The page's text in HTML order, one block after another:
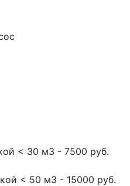
< 30 м3 - 7500 руб.
< 50 м3 - 15000 руб.